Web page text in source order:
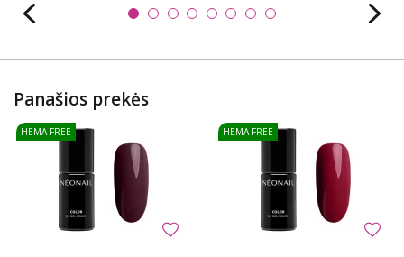
Panašios prekės
HEMA-FREE HEMA-FREE